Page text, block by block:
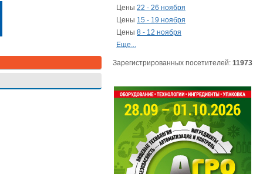
Цены 22 - 26 ноября
Цены 15 - 19 ноября
Цены 8 - 12 ноября
Еще...
Зарегистрированных посетителей: 11973